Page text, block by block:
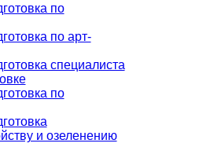
по
по арт-
специалиста
по
и озеленению